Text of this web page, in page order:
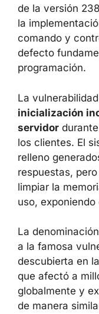
de la versión
la
comando y
defecto
programación.
La
inicialización
servidor
los clientes. El
relleno
respuestas,
limpiar la
uso,
La
a la famosa
descubierta en
que afectó a
globalmente y
de manera